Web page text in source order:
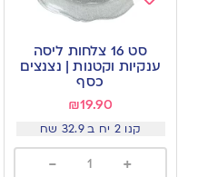
wishlist
סט 16 צלחות ליסה
ענקיות וקטנות | נצנצים
כסף
₪19.90
קנו 2 יח ב 32.9 שח
+
-